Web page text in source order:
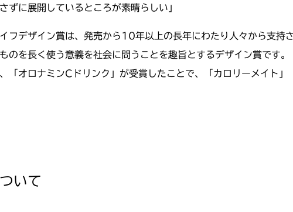
ずに展開しているところが素晴らしい」
フデザイン賞は、発売から10年以上の長年にわたり人々から支持
のを長く使う意義を社会に問うことを趣旨とするデザイン賞です。
「オロナミンCドリンク」が受賞したことで、「カロリーメイト
いて